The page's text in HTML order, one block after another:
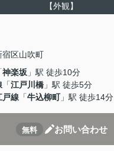
【外観】
宿区山吹町
神楽坂 」駅 徒歩10分
「江戸川橋 」駅 徒歩5分
戸線 「牛込柳町」駅 徒歩14分
無料 お問い合わせ